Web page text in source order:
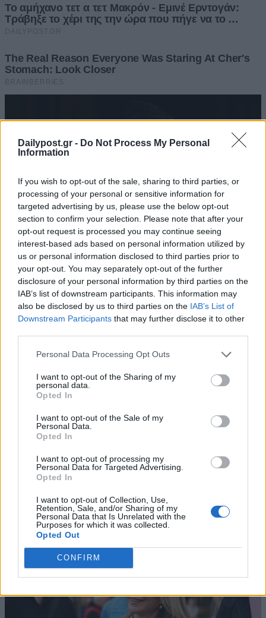
Dailypost.gr - Do Not Process My Personal
Information
If you wish to opt-out of the sale, sharing to third parties, or
processing of your personal or sensitive information for
targeted advertising by us, please use the below opt-out
section to confirm your selection. Please note that after your
opt-out request is processed you may continue seeing
interest-based ads based on personal information utilized by
us or personal information disclosed to third parties prior to
your opt-out. You may separately opt-out of the further
disclosure of your personal information by third parties on the
IAB’s list of downstream participants. This information may
also be disclosed by us to third parties on the IAB’s List of
Downstream Participants that may further disclose it to other
Personal Data Processing Opt Outs
I want to opt-out of the Sharing of my
personal data.
Opted In
I want to opt-out of the Sale of my
Personal Data.
Opted In
I want to opt-out of processing my
Personal Data for Targeted Advertising.
Opted In
I want to opt-out of Collection, Use,
Retention, Sale, and/or Sharing of my
Personal Data that Is Unrelated with the
Purposes for which it was collected.
Opted Out
CONFIRM